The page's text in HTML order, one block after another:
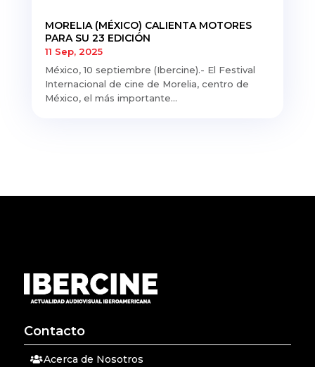
MORELIA (MÉXICO) CALIENTA MOTORES
PARA SU 23 EDICIÓN
11 Sep, 2025
México, 10 septiembre (Ibercine).- El Festival
Internacional de cine de Morelia, centro de
México, el más importante...
Contacto
Acerca de Nosotros